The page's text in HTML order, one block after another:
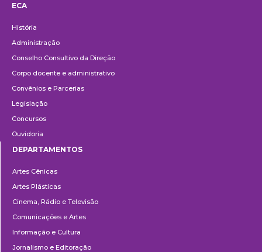
ECA
História
Administração
Conselho Consultivo da Direção
Corpo docente e administrativo
Convênios e Parcerias
Legislação
Concursos
Ouvidoria
DEPARTAMENTOS
Artes Cênicas
Artes Plásticas
Cinema, Rádio e Televisão
Comunicações e Artes
Informação e Cultura
Jornalismo e Editoração